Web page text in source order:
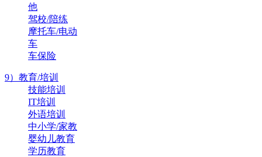
他
驾校/陪练
摩托车/电动
车
车保险
9）教育/培训
技能培训
IT培训
外语培训
中小学/家教
婴幼儿教育
学历教育